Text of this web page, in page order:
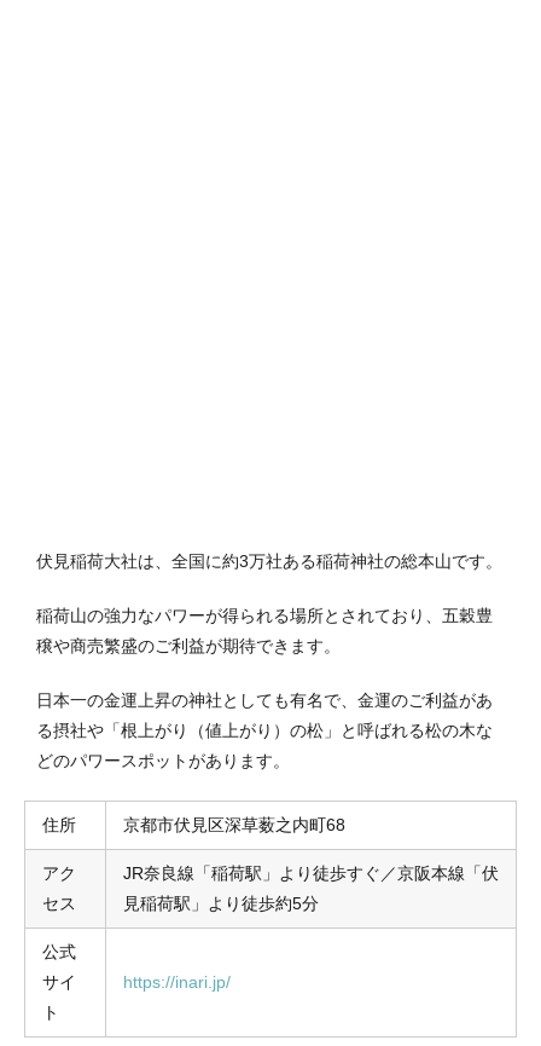
伏見稲荷大社は、全国に約3万社ある稲荷神社の総本山です。
稲荷山の強力なパワーが得られる場所とされており、五穀豊
穣や商売繁盛のご利益が期待できます。
日本一の金運上昇の神社としても有名で、金運のご利益があ
る摂社や「根上がり（値上がり）の松」と呼ばれる松の木な
どのパワースポットがあります。
住所 京都市伏見区深草薮之内町68
アク
セス
JR奈良線「稲荷駅」より徒歩すぐ／京阪本線「伏
見稲荷駅」より徒歩約5分
公式
サイ
ト
https://inari.jp/